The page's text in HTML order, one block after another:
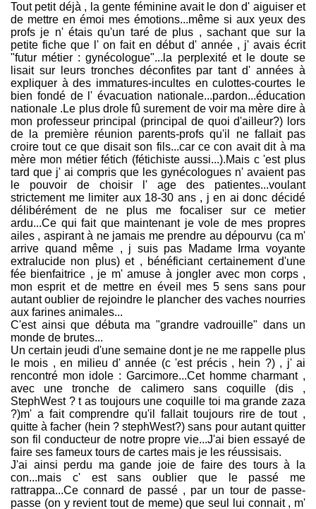
Tout petit déjà , la gente féminine avait le don d' aiguiser et
de mettre en émoi mes émotions...même si aux yeux des
profs je n' étais qu'un taré de plus , sachant que sur la
petite fiche que l' on fait en début d' année , j' avais écrit
"futur métier : gynécologue"...la perplexité et le doute se
lisait sur leurs tronches déconfites par tant d' années à
expliquer à des immatures-incultes en culottes-courtes le
bien fondé de l' évacuation nationale...pardon...éducation
nationale .Le plus drole fû surement de voir ma mère dire à
mon professeur principal (principal de quoi d'ailleur?) lors
de la première réunion parents-profs qu'il ne fallait pas
croire tout ce que disait son fils...car ce con avait dit à ma
mère mon métier fétich (fétichiste aussi...).Mais c 'est plus
tard que j' ai compris que les gynécologues n' avaient pas
le pouvoir de choisir l' age des patientes...voulant
strictement me limiter aux 18-30 ans , j en ai donc décidé
délibérément de ne plus me focaliser sur ce metier
ardu...Ce qui fait que maintenant je vole de mes propres
ailes , aspirant à ne jamais me prendre au dépourvu (ca m'
arrive quand même , j suis pas Madame Irma voyante
extralucide non plus) et , bénéficiant certainement d'une
fée bienfaitrice , je m' amuse à jongler avec mon corps ,
mon esprit et de mettre en éveil mes 5 sens sans pour
autant oublier de rejoindre le plancher des vaches nourries
aux farines animales...
C'est ainsi que débuta ma "grandre vadrouille" dans un
monde de brutes...
Un certain jeudi d'une semaine dont je ne me rappelle plus
le mois , en milieu d' année (c 'est précis , hein ?) , j' ai
rencontré mon idole : Garcimore...Cet homme charmant ,
avec une tronche de calimero sans coquille (dis ,
StephWest ? t as toujours une coquille toi ma grande zaza
?)m' a fait comprendre qu'il fallait toujours rire de tout ,
quitte à facher (hein ? stephWest?) sans pour autant quitter
son fil conducteur de notre propre vie...J'ai bien essayé de
faire ses fameux tours de cartes mais je les réussisais.
J'ai ainsi perdu ma gande joie de faire des tours à la
con...mais c' est sans oublier que le passé me
rattrappa...Ce connard de passé , par un tour de passe-
passe (on y revient tout de meme) que seul lui connait , m'